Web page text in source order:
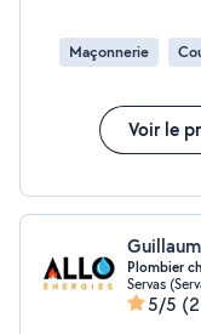
Maçonnerie
Voir le
Plombier
Servas
5/5